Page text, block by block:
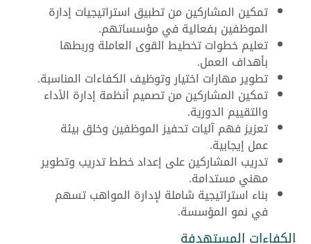
تمكين المشاركين من تطبيق استراتيجيات إدارة
الموظفين بفعالية في مؤسساتهم.
تعليم خطوات تخطيط القوى العاملة وربطها
بأهداف العمل.
تطوير مهارات اختيار وتوظيف الكفاءات المناسبة.
تمكين المشاركين من تصميم أنظمة إدارة الأداء
والتقييم الدورية.
تعزيز فهم آليات تحفيز الموظفين وخلق بيئة
عمل إيجابية.
تدريب المشاركين على إعداد خطط تدريب وتطوير
مهني مستدامة.
بناء استراتيجية شاملة لإدارة المواهب تسهم
في نمو المؤسسة.
الكفاءات المستهدفة